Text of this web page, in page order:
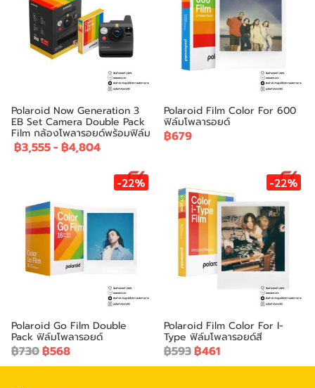
Polaroid Now Generation 3
EB Set Camera Double Pack
Film กล้องโพลารอยด์พร้อมฟิล์ม
฿3,555- ฿4,804
Polaroid Film Color For 600
ฟิล์มโพลารอยด์
฿679
-22%
Polaroid Go Film Double
Pack ฟิล์มโพลารอยด์
฿730฿568
-22%
Polaroid Film Color For I-
Type ฟิล์มโพลารอยด์สี
฿593฿461